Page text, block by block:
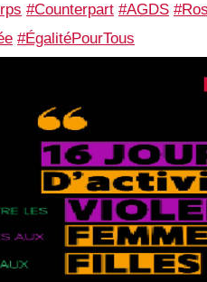
#Counterpart #AGDS
#ÉgalitéPourTous